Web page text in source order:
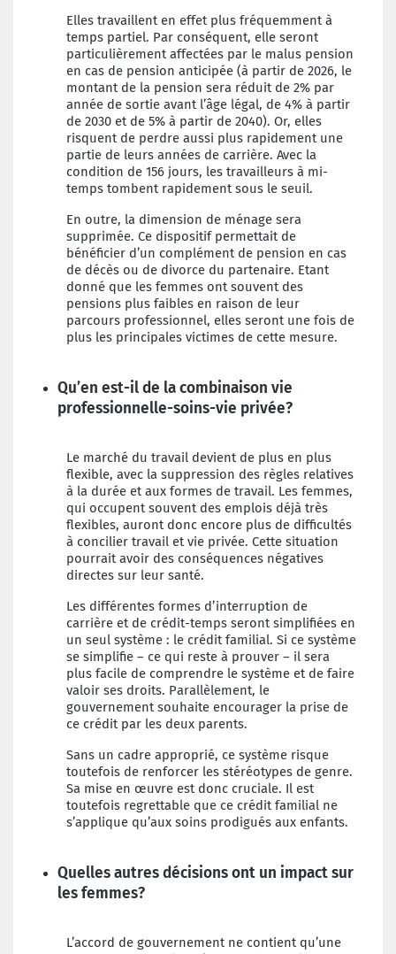
Elles travaillent en effet plus fréquemment à
temps partiel. Par conséquent, elle seront
particulièrement affectées par le malus pension
en cas de pension anticipée (à partir de 2026, le
montant de la pension sera réduit de 2% par
année de sortie avant l’âge légal, de 4% à partir
de 2030 et de 5% à partir de 2040). Or, elles
risquent de perdre aussi plus rapidement une
partie de leurs années de carrière. Avec la
condition de 156 jours, les travailleurs à mi-
temps tombent rapidement sous le seuil.
En outre, la dimension de ménage sera
supprimée. Ce dispositif permettait de
bénéficier d’un complément de pension en cas
de décès ou de divorce du partenaire. Etant
donné que les femmes ont souvent des
pensions plus faibles en raison de leur
parcours professionnel, elles seront une fois de
plus les principales victimes de cette mesure.
Qu’en est-il de la combinaison vie
professionnelle-soins-vie privée?
Le marché du travail devient de plus en plus
flexible, avec la suppression des règles relatives
à la durée et aux formes de travail. Les femmes,
qui occupent souvent des emplois déjà très
flexibles, auront donc encore plus de difficultés
à concilier travail et vie privée. Cette situation
pourrait avoir des conséquences négatives
directes sur leur santé.
Les différentes formes d’interruption de
carrière et de crédit-temps seront simplifiées en
un seul système : le crédit familial. Si ce système
se simplifie – ce qui reste à prouver – il sera
plus facile de comprendre le système et de faire
valoir ses droits. Parallèlement, le
gouvernement souhaite encourager la prise de
ce crédit par les deux parents.
Sans un cadre approprié, ce système risque
toutefois de renforcer les stéréotypes de genre.
Sa mise en œuvre est donc cruciale. Il est
toutefois regrettable que ce crédit familial ne
s’applique qu’aux soins prodigués aux enfants.
Quelles autres décisions ont un impact sur
les femmes?
L’accord de gouvernement ne contient qu’une